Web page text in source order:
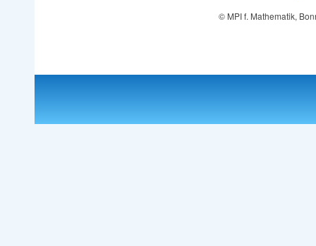
© MPI f. Mathematik,